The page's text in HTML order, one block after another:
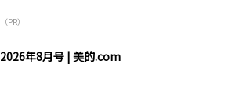
（PR）
2026年8月号 | 美的.com